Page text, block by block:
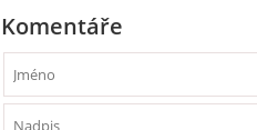
Komentáře